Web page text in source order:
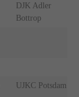
DJK Adler
Bottrop
UJKC Potsdam